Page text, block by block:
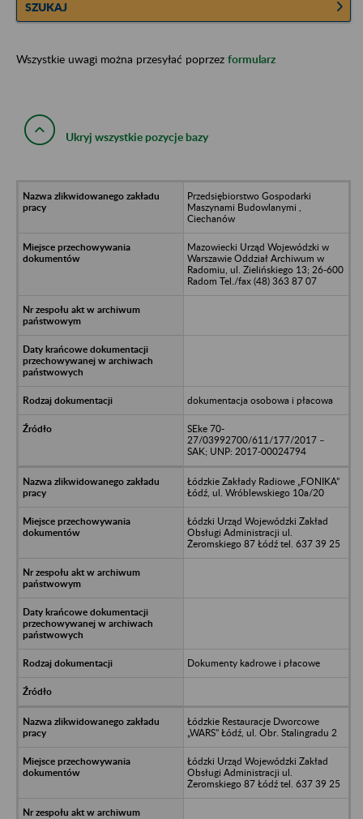
SZUKAJ
Wszystkie uwagi można przesyłać poprzez formularz
Ukryj wszystkie pozycje bazy
Przedsiębiorstwo Gospodarki
Maszynami Budowlanymi ,
Ciechanów
Mazowiecki Urząd Wojewódzki w
Warszawie Oddział Archiwum w
Radomiu, ul. Zielińskiego 13; 26-600
Radom Tel./fax (48) 363 87 07
dokumentacja osobowa i płacowa
SEke 70-
27/03992700/611/177/2017 –
SAK; UNP: 2017-00024794
Łódzkie Zakłady Radiowe „FONIKA”
Łódź, ul. Wróblewskiego 10a/20
Łódzki Urząd Wojewódzki Zakład
Obsługi Administracji ul.
Żeromskiego 87 Łódź tel. 637 39 25
Dokumenty kadrowe i płacowe
Łódzkie Restauracje Dworcowe
„WARS” Łódź, ul. Obr. Stalingradu 2
Łódzki Urząd Wojewódzki Zakład
Obsługi Administracji ul.
Żeromskiego 87 Łódź tel. 637 39 25